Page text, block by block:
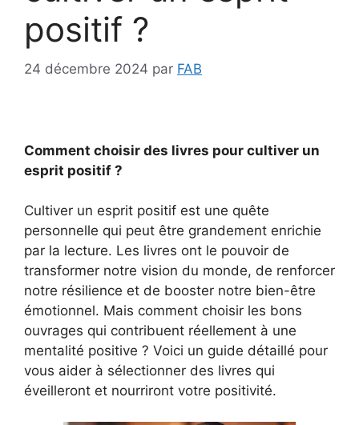
positif ?
24 décembre 2024 par FAB
Comment choisir des livres pour cultiver un
esprit positif ?
Cultiver un esprit positif est une quête
personnelle qui peut être grandement enrichie
par la lecture. Les livres ont le pouvoir de
transformer notre vision du monde, de renforcer
notre résilience et de booster notre bien-être
émotionnel. Mais comment choisir les bons
ouvrages qui contribuent réellement à une
mentalité positive ? Voici un guide détaillé pour
vous aider à sélectionner des livres qui
éveilleront et nourriront votre positivité.